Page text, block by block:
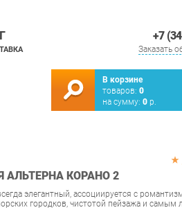
+7
Заказать
В корзине
товаров: 0
на сумму: 0 р.
АЛЬТЕРНА КОРАНО 2
элегантный, ассоциируется с
городков, чистотой пейзажа и самым